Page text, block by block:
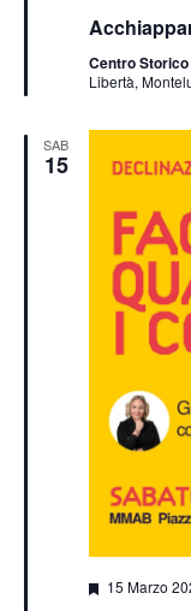
Centro Storico
Libertà,
SAB
15
Segnalati
15 Marzo